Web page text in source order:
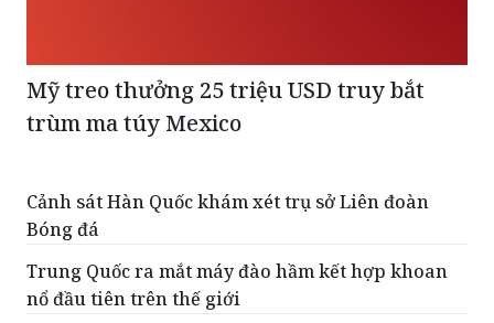
Mỹ treo thưởng 25 triệu USD truy bắt
trùm ma túy Mexico
Cảnh sát Hàn Quốc khám xét trụ sở Liên đoàn
Bóng đá
Trung Quốc ra mắt máy đào hầm kết hợp khoan
nổ đầu tiên trên thế giới